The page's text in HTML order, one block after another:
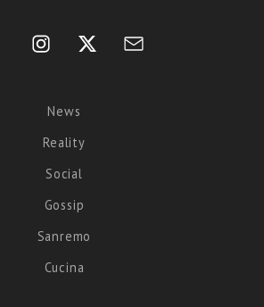
News
Reality
Social
Gossip
Sanremo
Cucina